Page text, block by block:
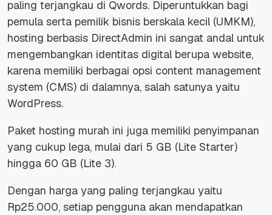
paling terjangkau di Qwords. Diperuntukkan bagi
pemula serta pemilik bisnis berskala kecil (UMKM),
hosting berbasis DirectAdmin ini sangat andal untuk
mengembangkan identitas digital berupa website,
karena memiliki berbagai opsi content management
system (CMS) di dalamnya, salah satunya yaitu
WordPress.
Paket hosting murah ini juga memiliki penyimpanan
yang cukup lega, mulai dari 5 GB (Lite Starter)
hingga 60 GB (Lite 3).
Dengan harga yang paling terjangkau yaitu
Rp25.000, setiap pengguna akan mendapatkan